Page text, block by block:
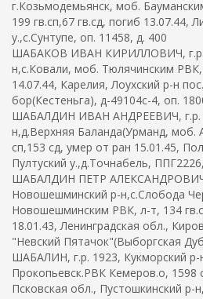
г.Козьмодемьянск, моб.
199 гв.сп,67 гв.сд, погиб 13.07.44,
у.,с.Сунтупе, оп. 11458, д. 400
ШАБАКОВ ИВАН КИРИЛЛОВИЧ, г.р.
н,с.Ковали, моб. Тюлячинским РВК,
14.07.44, Карелия, Лоухский р-н
бор(Кестеньга), д-49104с-4, оп.
ШАБАЛДИН ИВАН АНДРЕЕВИЧ, г.р.
н,д.Верхняя Баланда(Урманд, моб.
сп,153 сд, умер от ран 15.01.45,
Пултуский у.,д.Точнабель,
ШАБАЛДИН ПЕТР АЛЕКСАНДРОВИЧ,
Новошешминский р-н,с.Слобода
Новошешминским РВК, л-т, 134
18.01.43, Ленинградская обл.,
"Невский Пятачок"(Выборгская
ШАБАЛИН, г.р. 1923, Кукморский р-
Прокопьевск.РВК Кемеров.о, 1598
Псковская обл., Пустошкинский р-